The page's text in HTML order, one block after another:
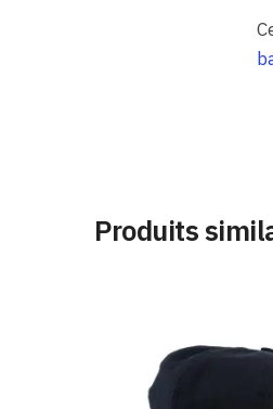
Produits